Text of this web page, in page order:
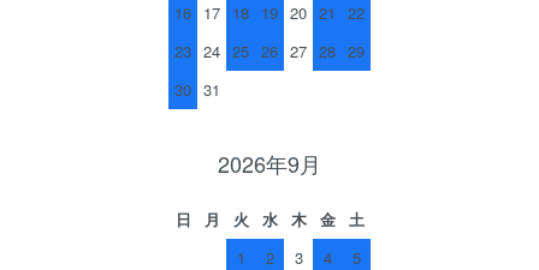
16 17 18 19 20 21
22
23 24 25 26 27 28 29
30 31
2026年9月
日 月 火 水 木 金
土
1
2 3 4
5